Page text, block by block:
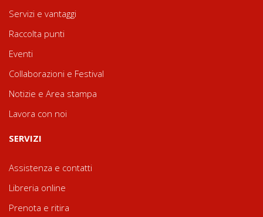
Servizi e vantaggi
Raccolta punti
Eventi
Collaborazioni e Festival
Notizie e Area stampa
Lavora con noi
SERVIZI
Assistenza e contatti
Libreria online
Prenota e ritira